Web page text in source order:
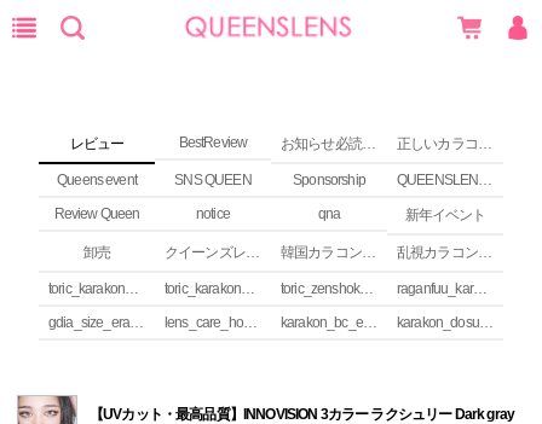
レビュー BestReview お知らせ必読 (NEWS) 正しいカラコンの使い方
Queens event SNS QUEEN Sponsorship
QUEENSLENS Affiliate Program
Review Queen
notice qna 新年イベント
卸売 クイーンズレンズ カラコンコラム 韓国カラコンguide 乱視カラコンの安全性
toric_karakon_takai_riyuu toric_karakon_real_review toric_zenshoku_review
raganfuu_karakon_erabikata
gdia_size_erabikata
lens_care_houhou karakon_bc_erabikata karakon_dosuu_erabikata
【UVカット・最高品質】INNOVISION 3カラー ラクシュリー Dark gray